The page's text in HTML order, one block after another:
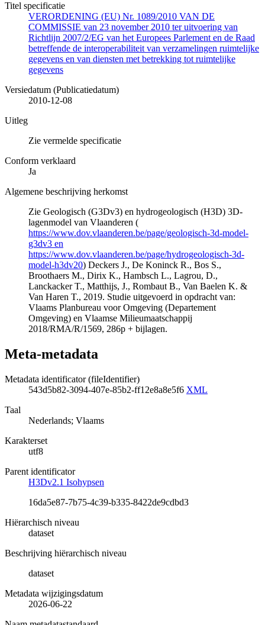
Titel specificatie
VERORDENING (EU) Nr. 1089/2010 VAN DE
COMMISSIE van 23 november 2010 ter uitvoering van
Richtlijn 2007/2/EG van het Europees Parlement en de Raad
betreffende de interoperabiliteit van verzamelingen ruimtelijke
gegevens en van diensten met betrekking tot ruimtelijke
gegevens
Versiedatum (Publicatiedatum)
2010-12-08
Uitleg
Zie vermelde specificatie
Conform verklaard
Ja
Algemene beschrijving herkomst
Zie Geologisch (G3Dv3) en hydrogeologisch (H3D) 3D-
lagenmodel van Vlaanderen (
https://www.dov.vlaanderen.be/page/geologisch-3d-model-
g3dv3 en
https://www.dov.vlaanderen.be/page/hydrogeologisch-3d-
model-h3dv20) Deckers J., De Koninck R., Bos S.,
Broothaers M., Dirix K., Hambsch L., Lagrou, D.,
Lanckacker T., Matthijs, J., Rombaut B., Van Baelen K. &
Van Haren T., 2019. Studie uitgevoerd in opdracht van:
Vlaams Planbureau voor Omgeving (Departement
Omgeving) en Vlaamse Milieumaatschappij
2018/RMA/R/1569, 286p + bijlagen.
Meta-metadata
Metadata identificator (fileIdentifier)
543d5b82-3094-407e-85b2-ff12e8a8e5f6 XML
Taal
Nederlands; Vlaams
Karakterset
utf8
Parent identificator
H3Dv2.1 Isohypsen
16da5e87-7b75-4c39-b335-8422de9cdbd3
Hiërarchisch niveau
dataset
Beschrijving hiërarchisch niveau
dataset
Metadata wijzigingsdatum
2026-06-22